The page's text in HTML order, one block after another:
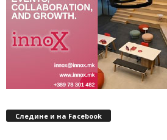
Следине и на Facebook